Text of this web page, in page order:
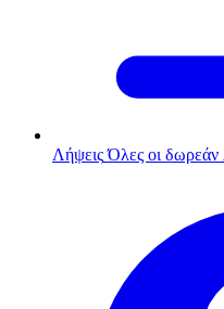
Λήψεις Όλες οι δωρεάν